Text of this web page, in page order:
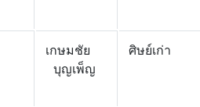
เกษมชัย
บุญเพ็ญ
ศิษย์เก่า